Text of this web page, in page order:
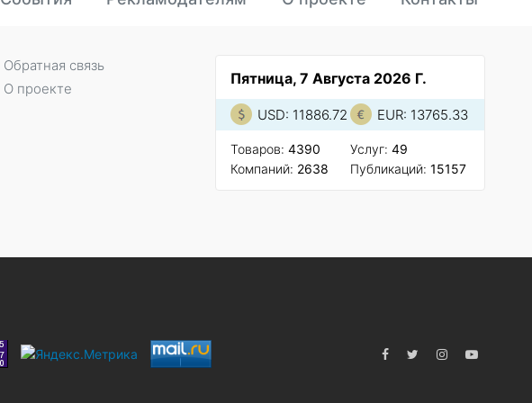
Пятница, 7 Августа 2026 Г.
USD: 11886.72 EUR: 13765.33
Товаров: 4390
Компаний: 2638
Услуг: 49
Публикаций: 15157
Обратная связь
О проекте